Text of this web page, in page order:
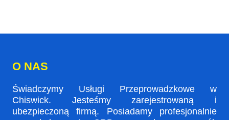
O NAS
Świadczymy Usługi Przeprowadzkowe w
Chiswick. Jesteśmy zarejestrowaną i
ubezpieczoną firmą. Posiadamy profesjonalnie